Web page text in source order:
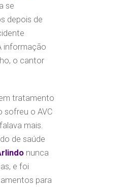
se
depois de
informação
o cantor
tratamento
sofreu o AVC
mais.
de saúde
nunca
e foi
para